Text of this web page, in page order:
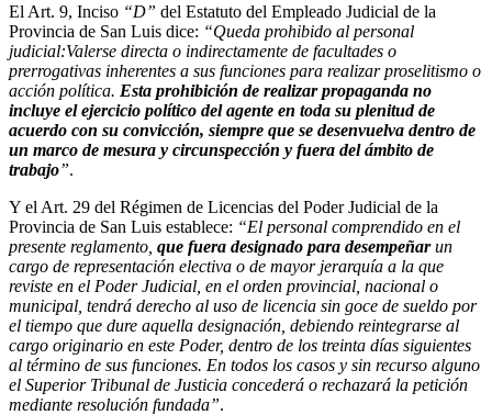
El Art. 9, Inciso “D” del Estatuto del Empleado Judicial de la
Provincia de San Luis dice: “Queda prohibido al personal
judicial:Valerse directa o indirectamente de facultades o
prerrogativas inherentes a sus funciones para realizar proselitismo o
acción política. Esta prohibición de realizar propaganda no
incluye el ejercicio político del agente en toda su plenitud de
acuerdo con su convicción, siempre que se desenvuelva dentro de
un marco de mesura y circunspección y fuera del ámbito de
trabajo”.
Y el Art. 29 del Régimen de Licencias del Poder Judicial de la
Provincia de San Luis establece: “El personal comprendido en el
presente reglamento, que fuera designado para desempeñarun
cargo de representación electiva o de mayor jerarquía a la que
reviste en el Poder Judicial, en el orden provincial, nacional o
municipal, tendrá derecho al uso de licencia sin goce de sueldo por
el tiempo que dure aquella designación, debiendo reintegrarse al
cargo originario en este Poder, dentro de los treinta días siguientes
al término de sus funciones. En todos los casos y sin recurso alguno
el Superior Tribunal de Justicia concederá o rechazará la petición
mediante resolución fundada”.